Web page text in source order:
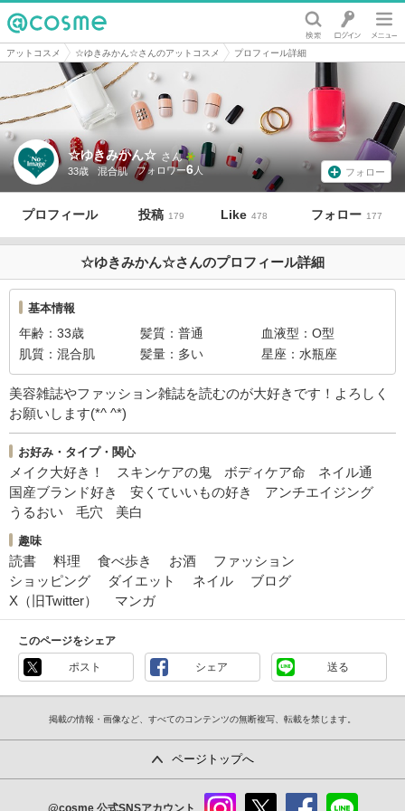
@cosme
アットコスメ ☆ゆきみかん☆さんのアットコスメ プロフィール詳細
☆ゆきみかん☆ さん
33歳 混合肌 6 フォロー
プロフィール 投稿 179 Like 478 フォロー 177
☆ゆきみかん☆さんのプロフィール詳細
基本情報
年齢 33歳 髪質 普通 血液型
O型
肌質
混合肌 髪量 多い 星座 水瓶座
美容雑誌やファッション雑誌を読むのが大好きです！よろしく
お願いします(*^ ^*)
お好み・タイプ・関心
メイク大好き！ スキンケアの鬼 ボディケア命
ネイル通
国産ブランド好き
安くていいもの好き
アンチエイジング
うるおい
毛穴 美白
趣味
読書 料理 食べ歩き お酒
ファッション
ショッピング
ダイエット ネイル
ブログ
X（旧Twitter）
マンガ
このページをシェア
ポスト シェア 送る
掲載の情報・画像など、すべてのコンテンツの無断複写、転載を禁じます。
ページトップへ